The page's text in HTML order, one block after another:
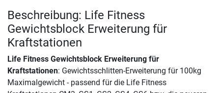
Beschreibung: Life Fitness
Gewichtsblock Erweiterung für
Kraftstationen
Life Fitness Gewichtsblock Erweiterung für
Kraftstationen: Gewichtsschlitten-Erweiterung für 100kg
Maximalgewicht - passend für die Life Fitness